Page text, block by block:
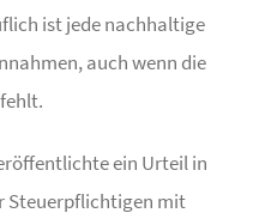
ist jede nachhaltige
auch wenn die
ein Urteil in
Steuerpflichtigen mit